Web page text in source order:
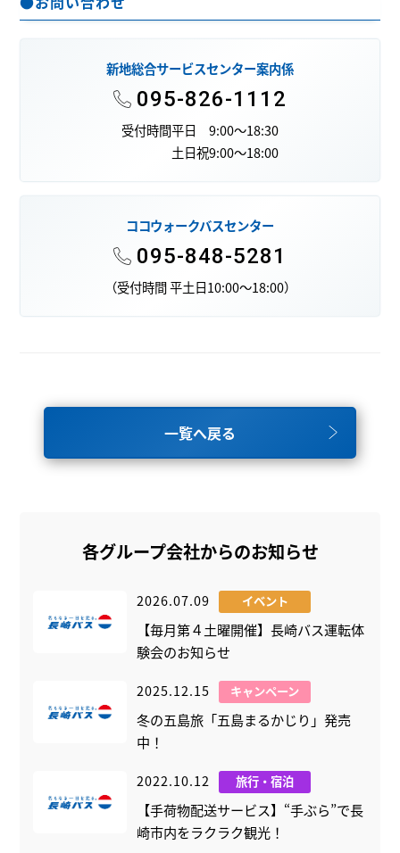
新地総合サービスセンター案内係
095-826-1112
受付時間平日 9:00～18:30
土日祝9:00～18:00
ココウォークバスセンター
095-848-5281
（受付時間 平土日10:00～18:00）
一覧へ戻る
各グループ会社からのお知らせ
2026.07.09 イベント
【毎月第４土曜開催】長崎バス運転体
験会のお知らせ
2025.12.15 キャンペーン
冬の五島旅「五島まるかじり」発売
中！
2022.10.12 旅行・宿泊
【手荷物配送サービス】“手ぶら”で長
崎市内をラクラク観光！